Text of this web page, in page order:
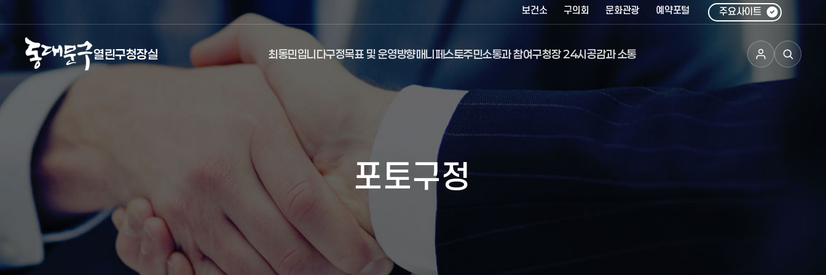
보건소 구의회 문화관광 예약포털 주요사이트
열린구청장실 주메뉴 최동민입니다구정목표 및 운영방향매니페스토주민소통과 참여구청장 24시공감과 소통
포토구정